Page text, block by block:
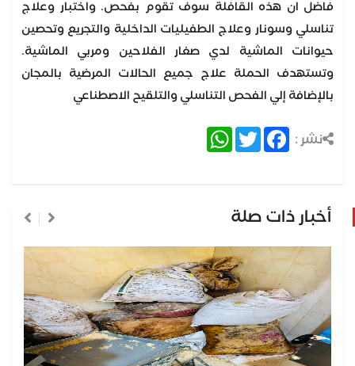
فاضل ان هذه القافلة سوف تقوم بفحص. واختبار وعلاج
تناسلي وسونار وعلاج الطفيليات الداخلية والتجريع وتحصين
حيوانات الماشية لدي صغار الفلاحين ومربي الماشية.
وتستهدف الحملة علاج جميع الحالات المرضية بالمجان
بالإضافة إلي الفحص التناسلي والتلقيح الاصطناعي
نشر : Facebook
Twitter
WhatsApp
أخبار ذات صلة